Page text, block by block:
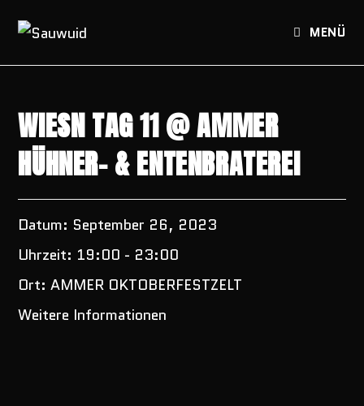
Inhalt
MENÜ
WIESN TAG 11 @ AMMER
HÜHNER- & ENTENBRATEREI
Datum: September 26, 2023
Uhrzeit: 19:00 - 23:00
Ort:AMMER OKTOBERFESTZELT
Weitere Informationen